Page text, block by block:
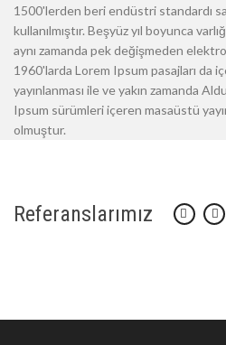
1500'lerden beri endüstri standardı
kullanılmıştır. Beşyüz yıl boyunca
aynı zamanda pek değişmeden
1960'larda Lorem Ipsum pasajları da
yayınlanması ile ve yakın zamanda
Ipsum sürümleri içeren masaüstü
olmuştur.
Referanslarımız